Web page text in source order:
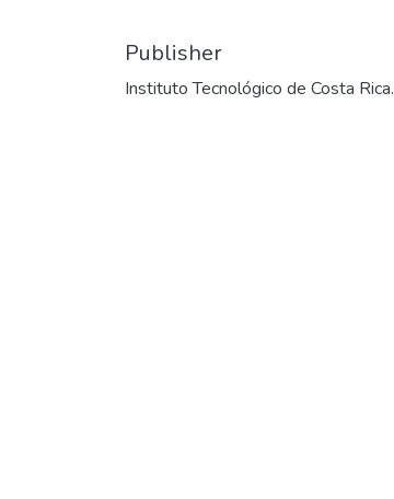
Publisher
Instituto Tecnológico de Costa Rica.